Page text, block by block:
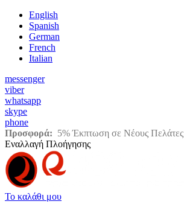
English
Spanish
German
French
Italian
messenger
viber
whatsapp
skype
phone
Προσφορά: 5% Έκπτωση σε Νέους Πελάτες
Εναλλαγή Πλοήγησης
Το καλάθι μου